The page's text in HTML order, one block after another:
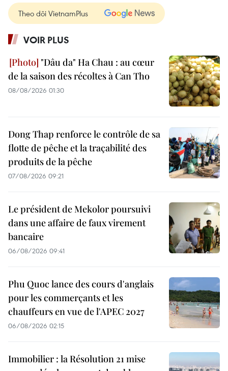
Theo dõi VietnamPlus
VOIR PLUS
"Dâu da" Ha Chau : au cœur
de la saison des récoltes à Can Tho
08/08/2026 01:30
Dong Thap renforce le contrôle de sa
flotte de pêche et la traçabilité des
produits de la pêche
07/08/2026 09:21
Le président de Mekolor poursuivi
dans une affaire de faux virement
bancaire
06/08/2026 09:41
Phu Quoc lance des cours d'anglais
pour les commerçants et les
chauffeurs en vue de l'APEC 2027
06/08/2026 02:15
Immobilier : la Résolution 21 mise